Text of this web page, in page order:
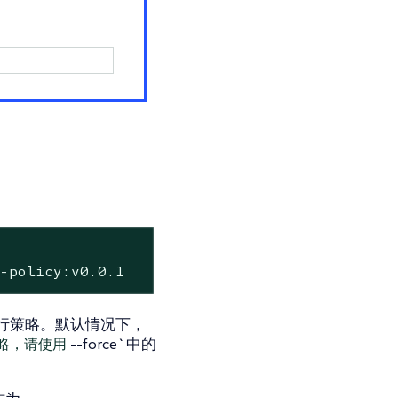
policy:v0.0.1
略。默认情况下，
，请使用 -‍-‍force`中的